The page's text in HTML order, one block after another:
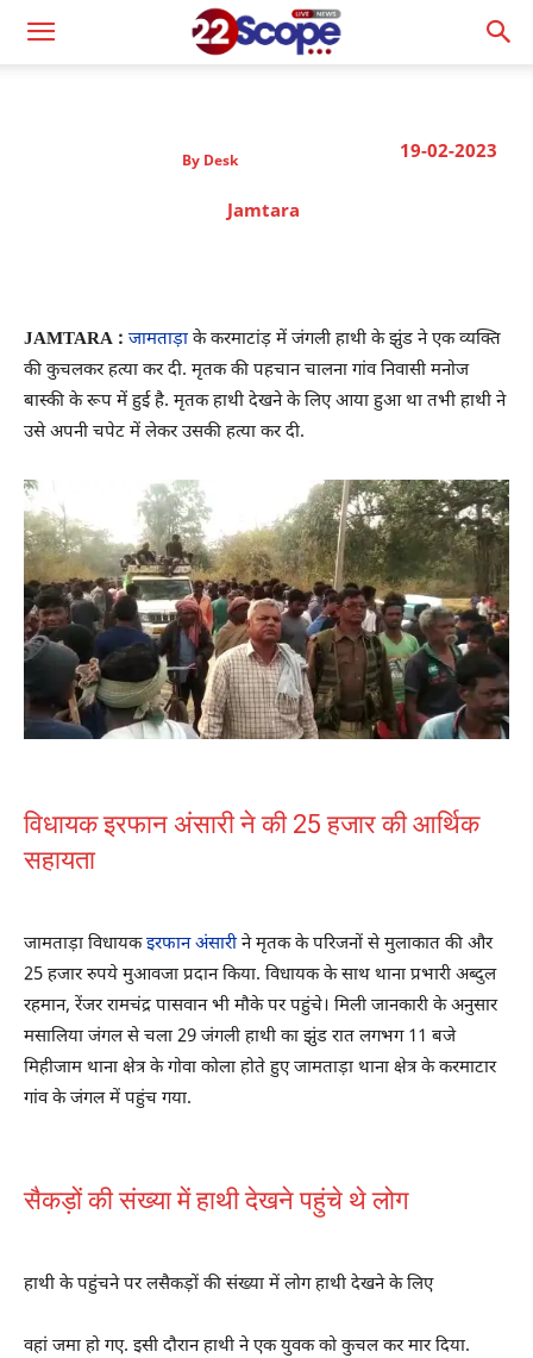
19-02-2023
By Desk
Jamtara
JAMTARA : जामताड़ाके करमाटांड़ में जंगली हाथी के झुंड ने एक व्यक्ति
की कुचलकर हत्या कर दी. मृतक की पहचान चालना गांव निवासी मनोज
बास्की के रूप में हुई है. मृतक हाथी देखने के लिए आया हुआ था तभी हाथी ने
उसे अपनी चपेट में लेकर उसकी हत्या कर दी.
विधायक इरफान अंसारी ने की 25 हजार की आर्थिक
सहायता
जामताड़ा विधायकइरफान अंसारीने मृतक के परिजनों से मुलाकात की और
25 हजार रुपये मुआवजा प्रदान किया. विधायक के साथ थाना प्रभारी अब्दुल
रहमान, रेंजर रामचंद्र पासवान भी मौके पर पहुंचे। मिली जानकारी के अनुसार
मसालिया जंगल से चला 29 जंगली हाथी का झुंड रात लगभग 11 बजे
मिहीजाम थाना क्षेत्र के गोवा कोला होते हुए जामताड़ा थाना क्षेत्र के करमाटार
गांव के जंगल में पहुंच गया.
सैकड़ों की संख्या में हाथी देखने पहुंचे थे लोग
हाथी के पहुंचने पर लसैकड़ों की संख्या में लोग हाथी देखने के लिए
वहां जमा हो गए. इसी दौरान हाथी ने एक युवक को कुचल कर मार दिया.